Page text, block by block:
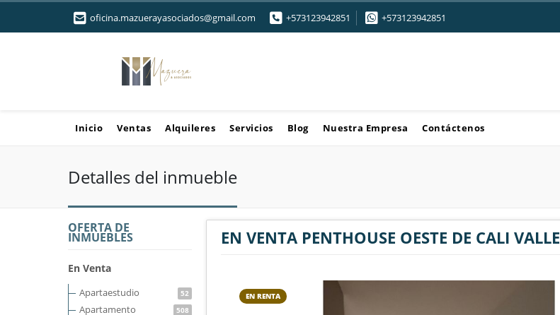
oficina.mazuerayasociados@gmail.com +573123942851 +573123942851
Inicio Ventas Alquileres Servicios Blog Nuestra Empresa Contáctenos
Detalles del inmueble
OFERTA DE
INMUEBLES
En Venta
Apartaestudio 52
Apartamento 508
EN VENTA PENTHOUSE OESTE DE CALI VALLE
EN RENTA